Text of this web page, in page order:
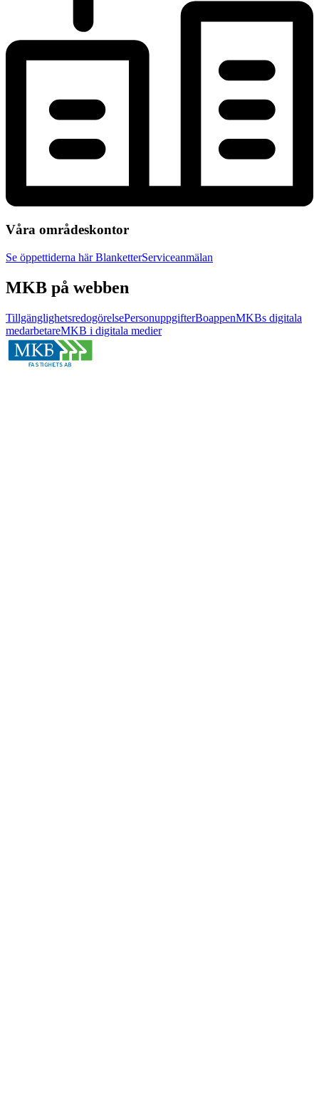
Våra områdeskontor
Se öppettiderna härBlanketterServiceanmälan
MKB på webben
TillgänglighetsredogörelsePersonuppgifterBoappenMKBs digitala
medarbetareMKB i digitala medier